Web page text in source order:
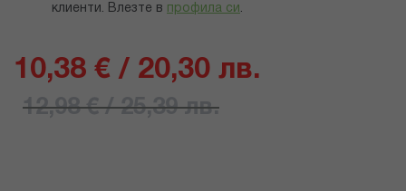
клиенти. Влезте в профила си .
10,38 € / 20,30 лв.
12,98 € / 25,39 лв.